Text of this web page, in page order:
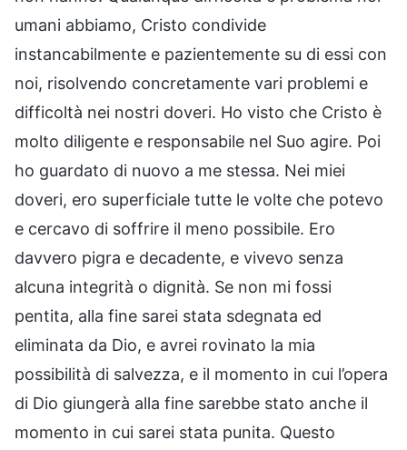
umani abbiamo, Cristo condivide
instancabilmente e pazientemente su di essi con
noi, risolvendo concretamente vari problemi e
difficoltà nei nostri doveri. Ho visto che Cristo è
molto diligente e responsabile nel Suo agire. Poi
ho guardato di nuovo a me stessa. Nei miei
doveri, ero superficiale tutte le volte che potevo
e cercavo di soffrire il meno possibile. Ero
davvero pigra e decadente, e vivevo senza
alcuna integrità o dignità. Se non mi fossi
pentita, alla fine sarei stata sdegnata ed
eliminata da Dio, e avrei rovinato la mia
possibilità di salvezza, e il momento in cui l’opera
di Dio giungerà alla fine sarebbe stato anche il
momento in cui sarei stata punita. Questo